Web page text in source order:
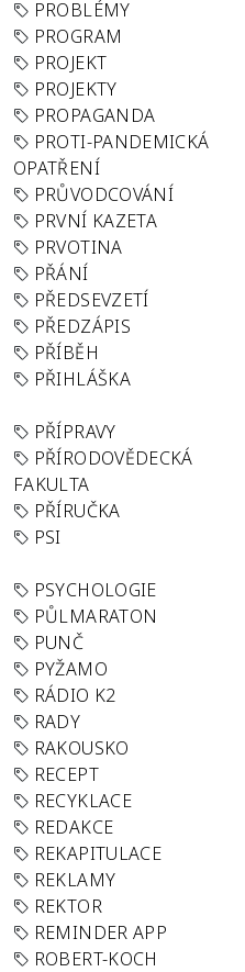
PROBLÉMY
PROGRAM
PROJEKT
PROJEKTY
PROPAGANDA
PROTI-PANDEMICKÁ
OPATŘENÍ
PRŮVODCOVÁNÍ
PRVNÍ KAZETA
PRVOTINA
PŘÁNÍ
PŘEDSEVZETÍ
PŘEDZÁPIS
PŘÍBĚH
PŘIHLÁŠKA
PŘÍPRAVY
PŘÍRODOVĚDECKÁ
FAKULTA
PŘÍRUČKA
PSI
PSYCHOLOGIE
PŮLMARATON
PUNČ
PYŽAMO
RÁDIO K2
RADY
RAKOUSKO
RECEPT
RECYKLACE
REDAKCE
REKAPITULACE
REKLAMY
REKTOR
REMINDER APP
ROBERT-KOCH